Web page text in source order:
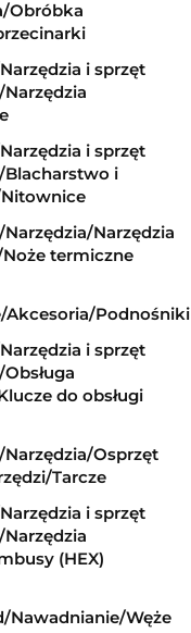
Obróbka
i sprzęt
i sprzęt
i
Narzędzia
termiczne
Akcesoria/Podnośniki
i sprzęt
do obsługi
Osprzęt
Tarcze
i sprzęt
(HEX)
Nawadnianie/Węże